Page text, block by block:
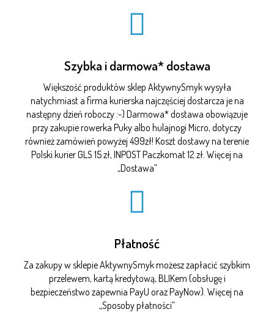
Szybka i darmowa* dostawa
Większość produktów sklep AktywnySmyk wysyła
natychmiast a firma kurierska najczęściej dostarcza je na
następny dzień roboczy :-) Darmowa* dostawa obowiązuje
przy zakupie rowerka Puky albo hulajnogi Micro, dotyczy
również zamówień powyżej 499zł! Koszt dostawy na terenie
Polski kurier GLS 15 zł, INPOST Paczkomat 12 zł. Więcej na
„Dostawa”
Płatność
Za zakupy w sklepie AktywnySmyk możesz zapłacić szybkim
przelewem, kartą kredytową, BLIKem (obsługę i
bezpieczeństwo zapewnia PayU oraz PayNow). Więcej na
„Sposoby płatności”